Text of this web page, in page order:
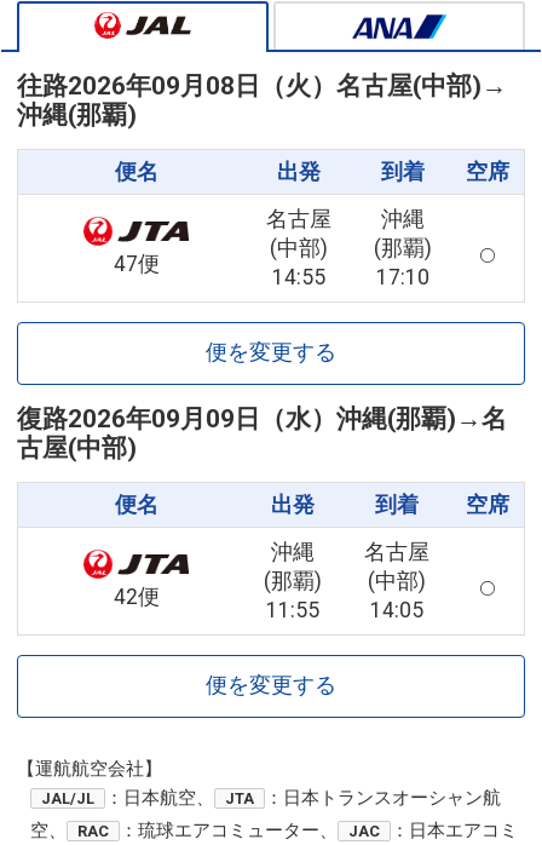
往路2026年09月08日（火） 名古屋(中部) →
沖縄(那覇)
便名 出発 到着 空席
47便
名古屋
(中部)
14:55
沖縄
(那覇)
17:10
便を変更する
復路2026年09月09日（水） 沖縄(那覇) →名
古屋(中部)
便名 出発 到着 空席
42便
沖縄
(那覇)
11:55
名古屋
(中部)
14:05
便を変更する
【運航航空会社】
JAL/JL ：日本航空、 JTA
：日本トランスオーシャン航
空、
RAC ：琉球エアコミューター、 JAC
：日本エアコミ